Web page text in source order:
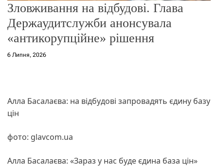
Зловживання на відбудові. Глава
Держаудитслужби анонсувала
«антикорупційне» рішення
6 Липня, 2026
Алла Басалаєва: на відбудові запровадять єдину базу
цін
фото: glavcom.ua
Алла Басалаєва: «Зараз у нас буде єдина база цін»